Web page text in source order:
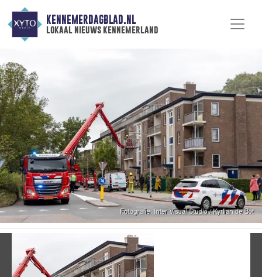
KENNEMERDAGBLAD.NL
lokaal nieuws kennemerland